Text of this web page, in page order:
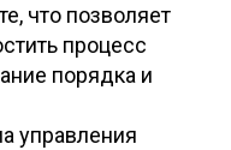
что позволяет
процесс
порядка и
управления